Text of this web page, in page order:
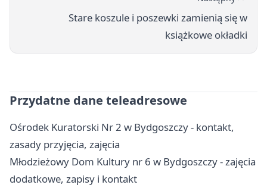
Stare koszule i poszewki zamienią się w
książkowe okładki
Przydatne dane teleadresowe
Ośrodek Kuratorski Nr 2 w Bydgoszczy - kontakt,
zasady przyjęcia, zajęcia
Młodzieżowy Dom Kultury nr 6 w Bydgoszczy - zajęcia
dodatkowe, zapisy i kontakt